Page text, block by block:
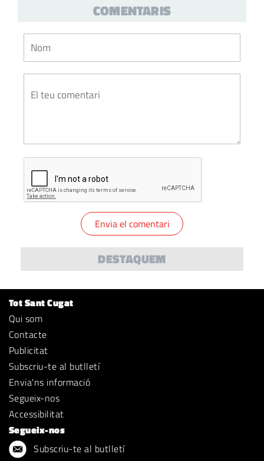
COMENTARIS
DESTAQUEM
Tot Sant Cugat
Qui som
Contacte
Publicitat
Subscriu-te al butlletí
Envia'ns informació
Segueix-nos
Accessibilitat
Segueix-nos
Subscriu-te al butlletí